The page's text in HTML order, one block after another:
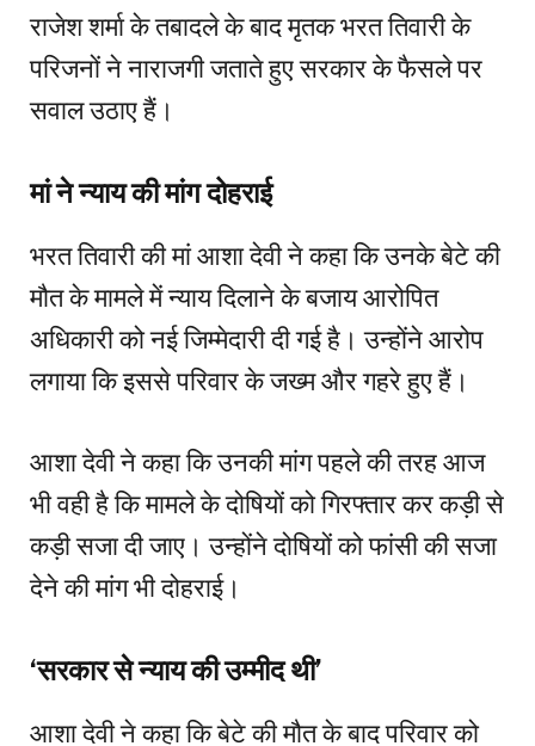
राजेश शर्मा के तबादले के बाद मृतक भरत तिवारी के
परिजनों ने नाराजगी जताते हुए सरकार के फैसले पर
सवाल उठाए हैं।
मां ने न्याय की मांग दोहराई
भरत तिवारी की मां आशा देवी ने कहा कि उनके बेटे की
मौत के मामले में न्याय दिलाने के बजाय आरोपित
अधिकारी को नई जिम्मेदारी दी गई है। उन्होंने आरोप
लगाया कि इससे परिवार के जख्म और गहरे हुए हैं।
आशा देवी ने कहा कि उनकी मांग पहले की तरह आज
भी वही है कि मामले के दोषियों को गिरफ्तार कर कड़ी से
कड़ी सजा दी जाए। उन्होंने दोषियों को फांसी की सजा
देने की मांग भी दोहराई।
‘सरकार से न्याय की उम्मीद थी’
आशा देवी ने कहा कि बेटे की मौत के बाद परिवार को